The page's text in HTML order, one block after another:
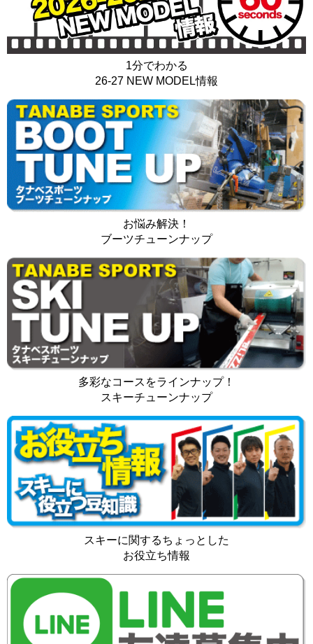
1分でわかる
26-27 NEW MODEL情報
お悩み解決！
ブーツチューンナップ
多彩なコースをラインナップ！
スキーチューンナップ
スキーに関するちょっとした
お役立ち情報